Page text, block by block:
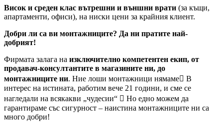
Висок и среден клас вътрешни и външни врати (за къщи,
апартаменти, офиси), на ниски цени за крайния клиент.
Добри ли са ви монтажниците? Да ни пратите най-
добрият!
Фирмата залага на изключително компетентен екип, от
продавач-консултантите в магазините ни, до
монтажниците ни. Ние лоши монтажници нямаме В
интерес на истината, работим вече 21 години, и сме се
нагледали на всякакви „чудесии“  Но едно можем да
гарантираме със сигурност – наистина монтажниците ни са
много добри!